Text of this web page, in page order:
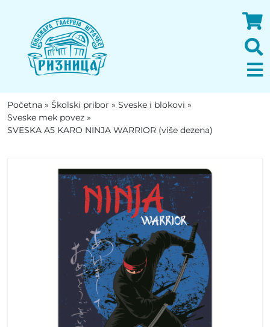
Početna » Školski pribor » Sveske i blokovi »
Sveske mek povez »
SVESKA A5 KARO NINJA WARRIOR (više dezena)